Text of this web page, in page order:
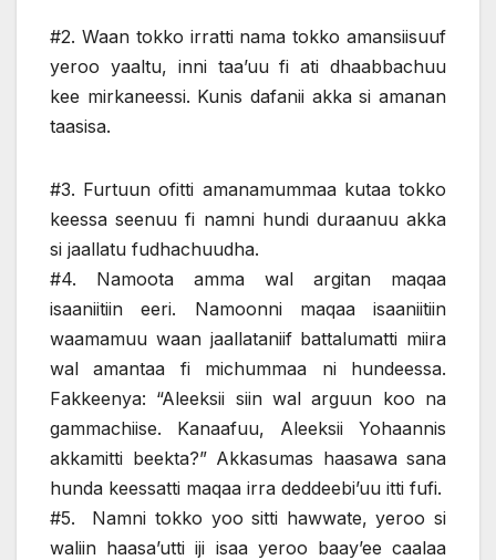
#2. Waan tokko irratti nama tokko amansiisuuf
yeroo yaaltu, inni taa’uu fi ati dhaabbachuu
kee mirkaneessi. Kunis dafanii akka si amanan
taasisa.
#3. Furtuun ofitti amanamummaa kutaa tokko
keessa seenuu fi namni hundi duraanuu akka
si jaallatu fudhachuudha.
#4. Namoota amma wal argitan maqaa
isaaniitiin eeri. Namoonni maqaa isaaniitiin
waamamuu waan jaallataniif battalumatti miira
wal amantaa fi michummaa ni hundeessa.
Fakkeenya: “Aleeksii siin wal arguun koo na
gammachiise. Kanaafuu, Aleeksii Yohaannis
akkamitti beekta?” Akkasumas haasawa sana
hunda keessatti maqaa irra deddeebi’uu itti fufi.
#5. Namni tokko yoo sitti hawwate, yeroo si
waliin haasaʼutti iji isaa yeroo baayʼee caalaa